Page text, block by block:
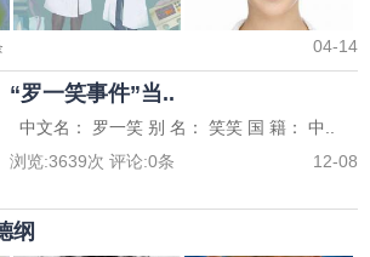
04-14
“罗一笑事件”当..
中文名： 罗一笑 别 名： 笑笑 国 籍： 中..
浏览:3639次 评论:0条 12-08
纲